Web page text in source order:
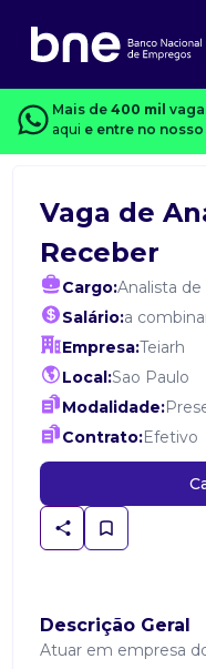
Mais de 400 mil
aqui e entre no
Vaga de
Receber
Cargo:Analista
Salário:a
Empresa:Teiarh
Local:Sao Paulo
Modalidade:
Contrato:Efetivo
Descrição Geral
Atuar em empresa